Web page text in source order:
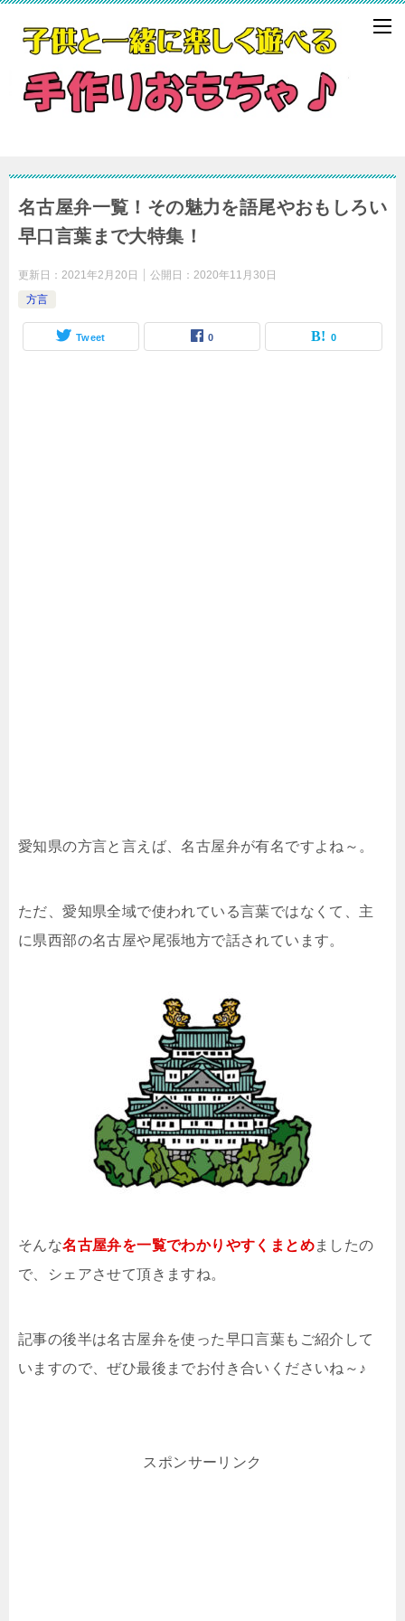
名古屋弁一覧！その魅力を語尾やおもしろい
早口言葉まで大特集！
更新日： 2021年2月20日 公開日： 2020年11月30日
方言
Tweet 0 0
愛知県の方言と言えば、名古屋弁が有名ですよね～。
ただ、愛知県全域で使われている言葉ではなくて、主
に県西部の名古屋や尾張地方で話されています。
そんな名古屋弁を一覧でわかりやすくまとめましたの
で、シェアさせて頂きますね。
記事の後半は名古屋弁を使った早口言葉もご紹介して
いますので、ぜひ最後までお付き合いくださいね～♪
スポンサーリンク